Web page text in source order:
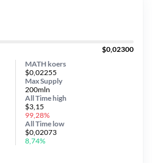
$0,02300
MATH koers
$0,02255
Max Supply
200mln
All Timehigh
$3,15
99,28%
All Time low
$0,02073
8,74%